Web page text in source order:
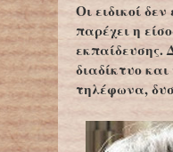
Οι ειδικοί
παρέχει η
εκπαίδευσης.
διαδίκτυο
τηλέφωνα,